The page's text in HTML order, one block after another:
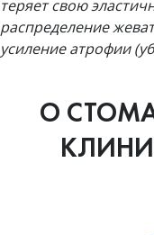
теряет свою
распределение
усиление атрофии
О